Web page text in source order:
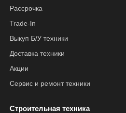
Рассрочка
Trade-In
Выкуп Б/У техники
Доставка техники
Акции
Сервис и ремонт техники
Строительная техника